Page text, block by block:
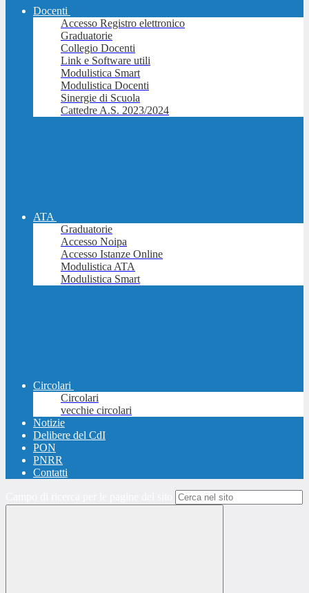
Docenti
Accesso Registro elettronico
Graduatorie
Collegio Docenti
Link e Software utili
Modulistica Smart
Modulistica Docenti
Sinergie di Scuola
Cattedre A.S. 2023/2024
ATA
Graduatorie
Accesso Noipa
Accesso Istanze Online
Modulistica ATA
Modulistica Smart
Circolari
Circolari
vecchie circolari
Notizie
Delibere del CdI
PON
PNRR
Contatti